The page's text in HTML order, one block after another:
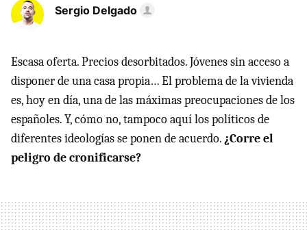
Sergio Delgado
Escasa oferta. Precios desorbitados. Jóvenes sin acceso a
disponer de una casa propia… El problema de la vivienda
es, hoy en día, una de las máximas preocupaciones de los
españoles. Y, cómo no, tampoco aquí los políticos de
diferentes ideologías se ponen de acuerdo. ¿Corre el
peligro de cronificarse?